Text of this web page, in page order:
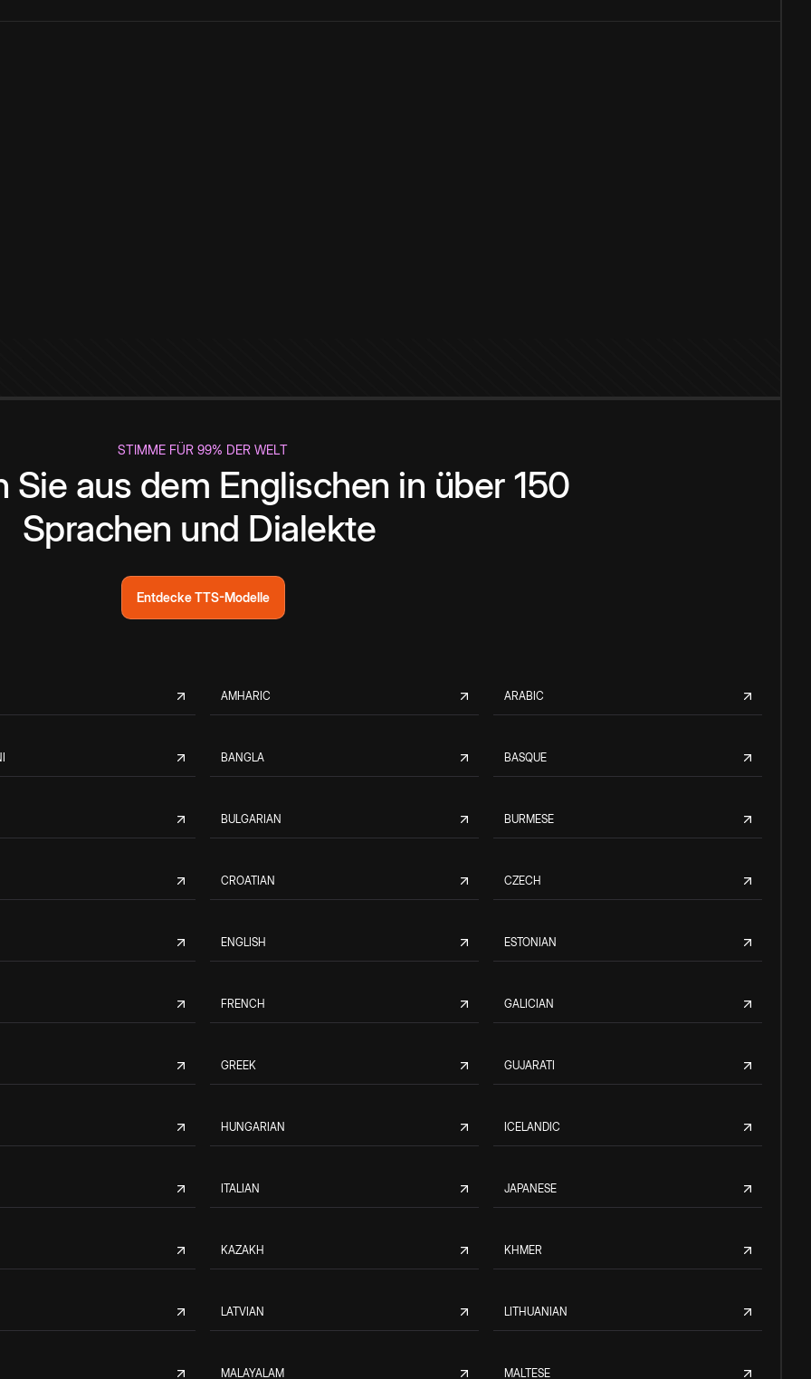
STIMME FÜR 99% DER WELT
Sie aus dem Englischen in über 150
Sprachen und Dialekte
Entdecke TTS-Modelle
AMHARIC ARABIC
BANGLA BASQUE
BULGARIAN BURMESE
CROATIAN CZECH
ENGLISH ESTONIAN
FRENCH GALICIAN
GREEK GUJARATI
HUNGARIAN ICELANDIC
ITALIAN JAPANESE
KAZAKH KHMER
LATVIAN LITHUANIAN
MALAYALAM MALTESE